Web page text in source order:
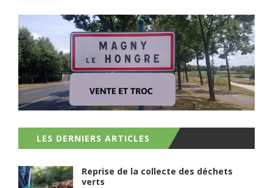
LES DERNIERS ARTICLES
Reprise de la collecte des déchets
verts